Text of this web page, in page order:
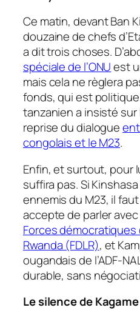
Ce matin, devant Ban
douzaine de chefs
a dit trois choses.
spéciale de l’ONUest
mais cela ne règlera
fonds, qui est
tanzanien a insisté sur
reprise du dialogue
congolais et le M23.
Enfin, et surtout, pour
suffira pas. Si
ennemis du M23, il
accepte de parler
Forces
Rwanda (FDLR), et
ougandais de l’ADF-
durable, sans
Le silence de Kagame